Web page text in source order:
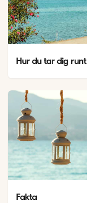
Hur du tar dig runt
Fakta